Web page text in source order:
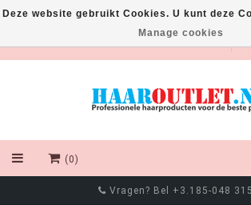
(0)
Vragen? Bel +3.185-048
Deze website gebruikt Cookies. U kunt deze
Manage cookies